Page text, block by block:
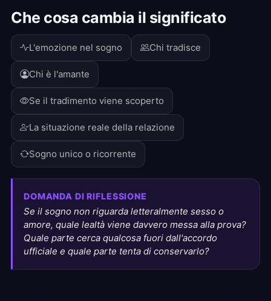
Che cosa cambia il significato
L'emozione nel sogno Chi tradisce
Chi è l'amante
Se il tradimento viene scoperto
La situazione reale della relazione
Sogno unico o ricorrente
DOMANDA DI RIFLESSIONE
Se il sogno non riguarda letteralmente sesso o
amore, quale lealtà viene davvero messa alla prova?
Quale parte cerca qualcosa fuori dall'accordo
ufficiale e quale parte tenta di conservarlo?